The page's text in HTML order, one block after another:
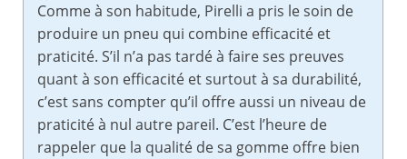
Comme à son habitude, Pirelli a pris le soin de
produire un pneu qui combine efficacité et
praticité. S’il n’a pas tardé à faire ses preuves
quant à son efficacité et surtout à sa durabilité,
c’est sans compter qu’il offre aussi un niveau de
praticité à nul autre pareil. C’est l’heure de
rappeler que la qualité de sa gomme offre bien